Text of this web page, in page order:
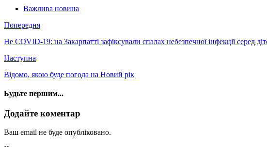
Важлива новина
Попередня
Не COVID-19: на Закарпатті зафіксували спалах небезпечної інфекції серед
Наступна
Відомо, якою буде погода на Новий рік
Будьте першим...
Додайте коментар
Ваш email не буде опубліковано.